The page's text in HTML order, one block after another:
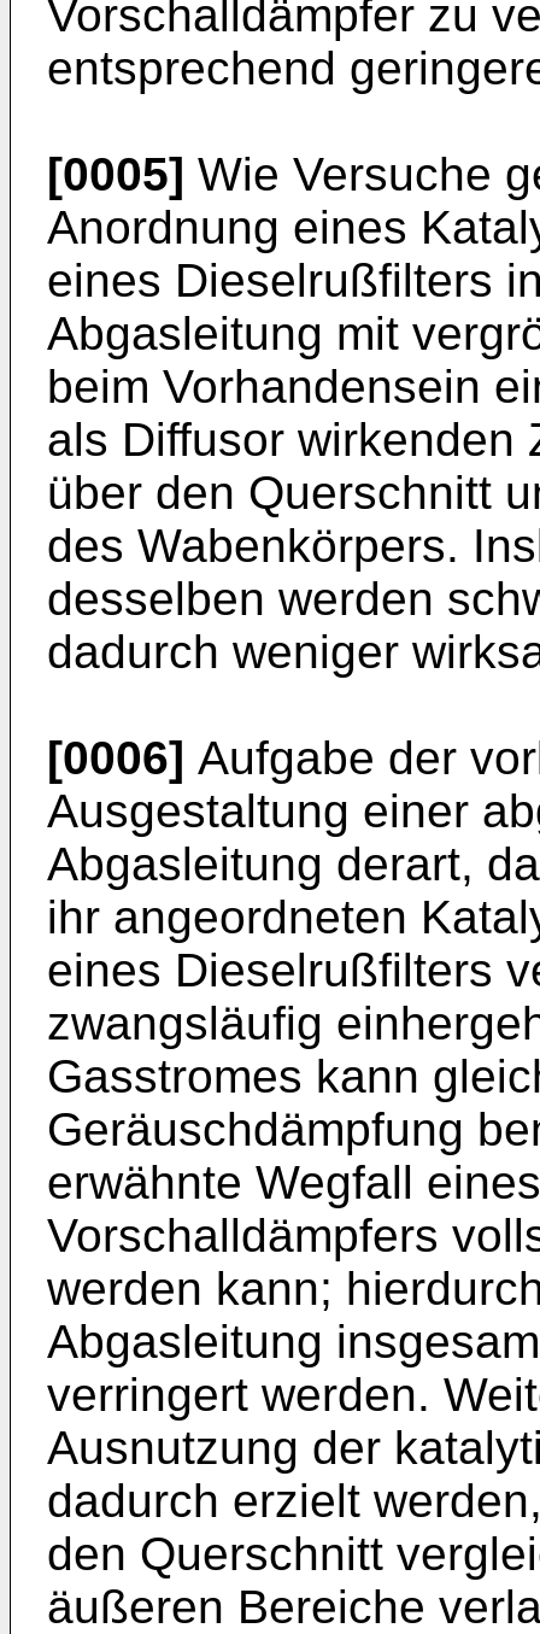
Vorschalldämpfer zu
entsprechend
[0005] Wie Versuche
Anordnung eines
eines Dieselrußfilters
Abgasleitung mit
beim Vorhandensein
als Diffusor wirkenden
über den Querschnitt
des Wabenkörpers.
desselben werden
dadurch weniger
[0006] Aufgabe der
Ausgestaltung einer
Abgasleitung derart,
ihr angeordneten
eines Dieselrußfilters
zwangsläufig
Gasstromes kann
Geräuschdämpfung
erwähnte Wegfall
Vorschalldämpfers
werden kann;
Abgasleitung
verringert werden.
Ausnutzung der
dadurch erzielt
den Querschnitt
äußeren Bereiche